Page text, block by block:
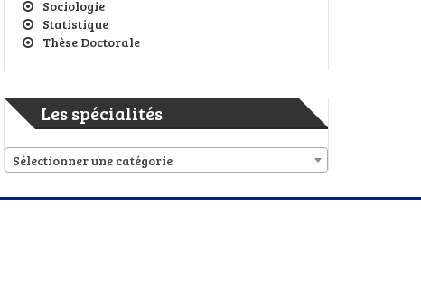
Sociologie
Statistique
Thèse Doctorale
Les spécialités
Sélectionner une catégorie